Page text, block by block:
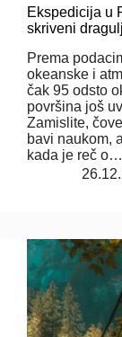
Ekspedicija u
skriveni
Prema
okeanske i
čak 95 odsto
površina još
Zamislite,
bavi naukom,
kada je reč o…